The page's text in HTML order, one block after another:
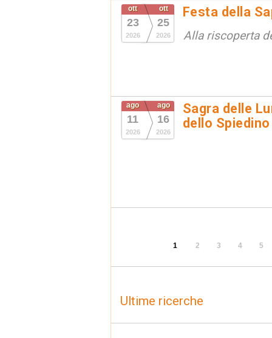
ott
23
2026
ott
25
2026
Festa della
Alla riscoperta
ago
11
2026
ago
16
2026
Sagra delle
dello Spiedino
1 2 3 4 5
Ultime ricerche